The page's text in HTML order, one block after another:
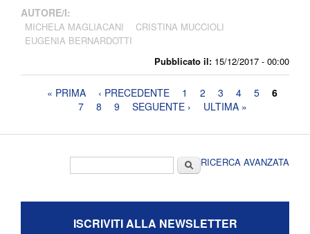
Pubblicato il: 15/12/2017 - 00:00
AUTORE/I:
MICHELA MAGLIACANI
CRISTINA MUCCIOLI
EUGENIA BERNARDOTTI
Pagine« PRIMA ‹ PRECEDENTE 1 2 3 4 5
6
7
8 9 SEGUENTE › ULTIMA »
CercaRICERCA AVANZATA
ISCRIVITI ALLA NEWSLETTER